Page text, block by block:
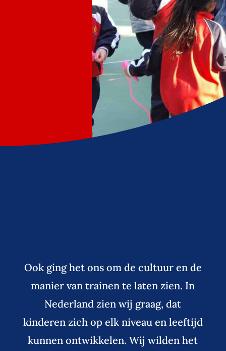
Ook ging het ons om de cultuur en de
manier van trainen te laten zien. In
Nederland zien wij graag, dat
kinderen zich op elk niveau en leeftijd
kunnen ontwikkelen. Wij wilden het